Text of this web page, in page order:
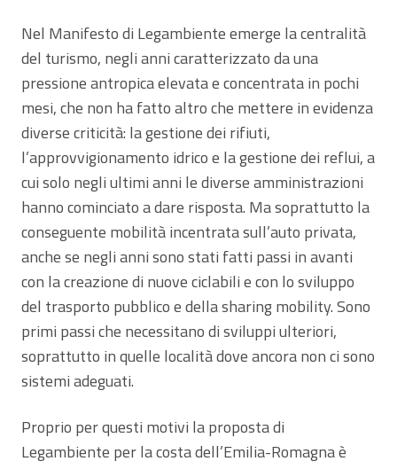
Nel Manifesto di Legambiente emerge la centralità
del turismo, negli anni caratterizzato da una
pressione antropica elevata e concentrata in pochi
mesi, che non ha fatto altro che mettere in evidenza
diverse criticità: la gestione dei rifiuti,
l’approvvigionamento idrico e la gestione dei reflui, a
cui solo negli ultimi anni le diverse amministrazioni
hanno cominciato a dare risposta. Ma soprattutto la
conseguente mobilità incentrata sull’auto privata,
anche se negli anni sono stati fatti passi in avanti
con la creazione di nuove ciclabili e con lo sviluppo
del trasporto pubblico e della sharing mobility. Sono
primi passi che necessitano di sviluppi ulteriori,
soprattutto in quelle località dove ancora non ci sono
sistemi adeguati.
Proprio per questi motivi la proposta di
Legambiente per la costa dell’Emilia-Romagna è